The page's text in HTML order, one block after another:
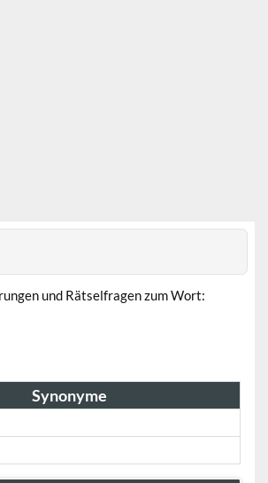
und Rätselfragen zum Wort:
Synonyme